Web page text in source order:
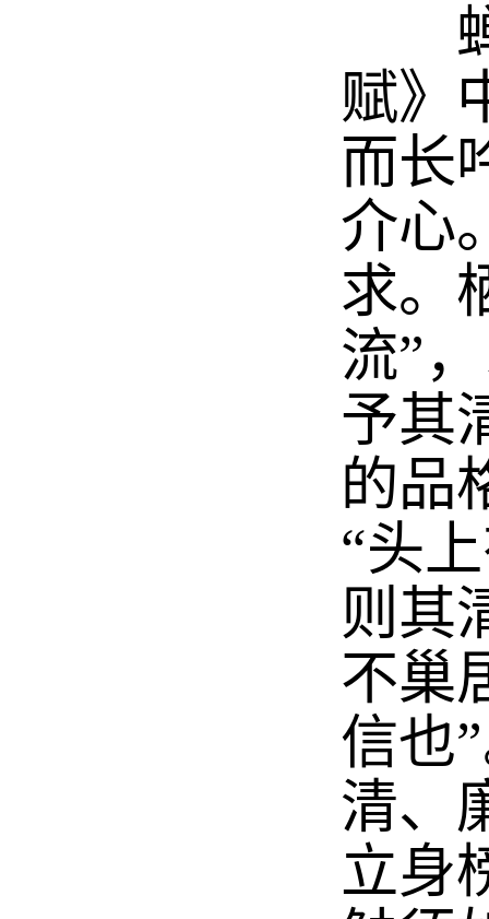
蝉
赋》
而长
介心
求。
流”
予其
的品
“头
则其
不巢
信也
清、
立身